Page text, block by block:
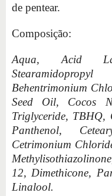
de pentear.
Composição:
Aqua, Acid
Behentrimonium
Seed Oil, Cocos
Triglyceride, TBHQ,
Panthenol,
Cetrimonium
12, Dimethicone,
Linalool.